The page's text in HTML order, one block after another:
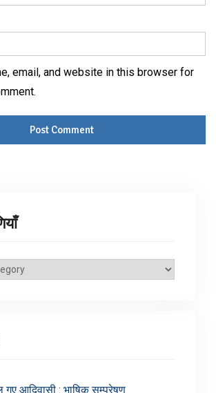
email, and website in this browser for
आदिवासी : भाषिक सम्प्रेषण